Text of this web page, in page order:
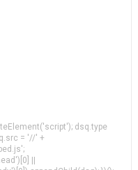
dsq.type
= '//' +
||